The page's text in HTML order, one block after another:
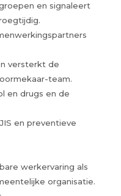
en signaleert
versterkt de
team.
en drugs en de
en preventieve
werkervaring als
organisatie.